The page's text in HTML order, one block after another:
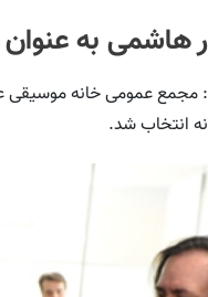
هاشمی به
انتخاب شد.